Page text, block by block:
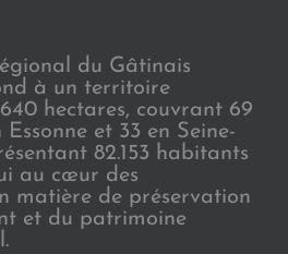
du Gâtinais
à un territoire
hectares, couvrant 69
et 33 en Seine-
82.153 habitants
au cœur des
matière de préservation
et du patrimoine